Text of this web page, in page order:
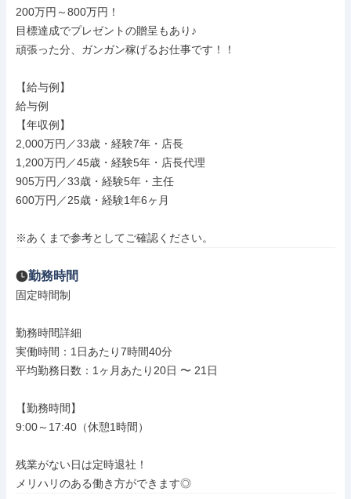
200万円～800万円！
目標達成でプレゼントの贈呈もあり♪
頑張った分、ガンガン稼げるお仕事です！！
【給与例】
給与例
【年収例】
2,000万円／33歳・経験7年・店長
1,200万円／45歳・経験5年・店長代理
905万円／33歳・経験5年・主任
600万円／25歳・経験1年6ヶ月
※あくまで参考としてご確認ください。
勤務時間
固定時間制
勤務時間詳細
実働時間：1日あたり7時間40分
平均勤務日数：1ヶ月あたり20日 〜 21日
【勤務時間】
9:00～17:40（休憩1時間）
残業がない日は定時退社！
メリハリのある働き方ができます◎